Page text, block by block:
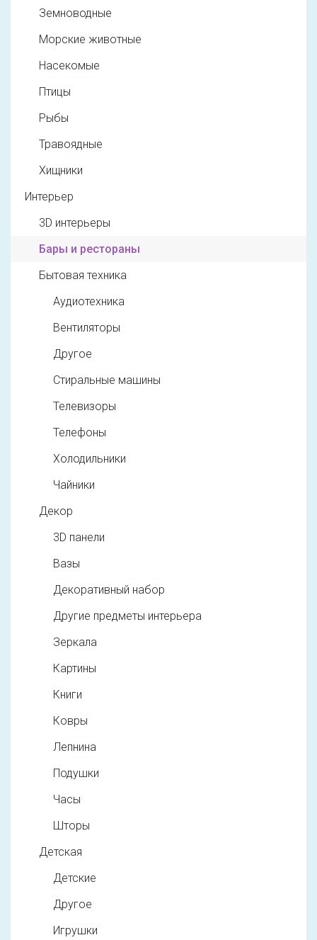
Земноводные
Морские животные
Насекомые
Птицы
Рыбы
Травоядные
Хищники
Интерьер
3D интерьеры
Бары и рестораны
Бытовая техника
Аудиотехника
Вентиляторы
Другое
Стиральные машины
Телевизоры
Телефоны
Холодильники
Чайники
Декор
3D панели
Вазы
Декоративный набор
Другие предметы интерьера
Зеркала
Картины
Книги
Ковры
Лепнина
Подушки
Часы
Шторы
Детская
Детские
Другое
Игрушки